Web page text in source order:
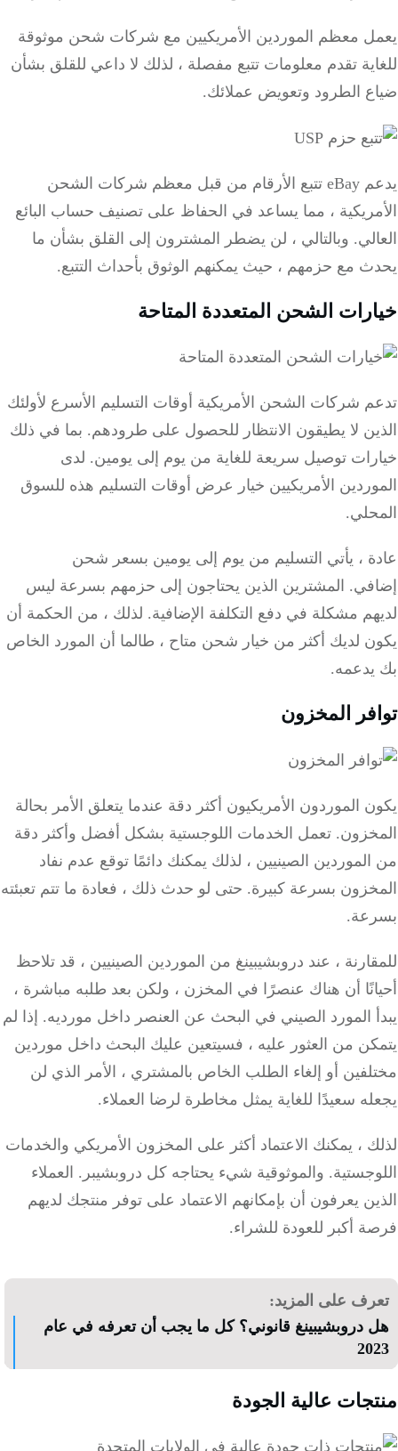
معظم الموردين الأمريكيين مع شركات شحن موثوقة
تقدم معلومات تتبع مفصلة ، لذلك لا داعي للقلق بشأن
الطرود وتعويض عملائك.
يدعم eBay تتبع الأرقام من قبل معظم شركات الشحن
، مما يساعد في الحفاظ على تصنيف حساب البائع
وبالتالي ، لن يضطر المشترون إلى القلق بشأن ما
مع حزمهم ، حيث يمكنهم الوثوق بأحداث التتبع.
الشحن المتعددة المتاحة
شركات الشحن الأمريكية أوقات التسليم الأسرع لأولئك
لا يطيقون الانتظار للحصول على طرودهم.بما في ذلك
توصيل سريعة للغاية من يوم إلى يومين.لدى
الأمريكيين خيار عرض أوقات التسليم هذه للسوق
، يأتي التسليم من يوم إلى يومين بسعر شحن
المشترين الذين يحتاجون إلى حزمهم بسرعة ليس
مشكلة في دفع التكلفة الإضافية.لذلك ، من الحكمة أن
لديك أكثر من خيار شحن متاح ، طالما أن المورد الخاص
المخزون
الموردون الأمريكيون أكثر دقة عندما يتعلق الأمر بحالة
تعمل الخدمات اللوجستية بشكل أفضل وأكثر دقة
الصينيين ، لذلك يمكنك دائمًا توقع عدم نفاد
بسرعة كبيرة.حتى لو حدث ذلك ، فعادة ما تتم تعبئته
، عند دروبشيبينغ من الموردين الصينيين ، قد تلاحظ
أن هناك عنصرًا في المخزن ، ولكن بعد طلبه مباشرة ،
المورد الصيني في البحث عن العنصر داخل مورديه.إذا لم
من العثور عليه ، فسيتعين عليك البحث داخل موردين
أو إلغاء الطلب الخاص بالمشتري ، الأمر الذي لن
سعيدًا للغاية يمثل مخاطرة لرضا العملاء.
، يمكنك الاعتماد أكثر على المخزون الأمريكي والخدمات
والموثوقية شيء يحتاجه كل دروبشيبر.العملاء
يعرفون أن بإمكانهم الاعتماد على توفر منتجك لديهم
أكبر للعودة للشراء.
على المزيد:
دروبشيبينغ قانوني؟ كل ما يجب أن تعرفه في عام
عالية الجودة